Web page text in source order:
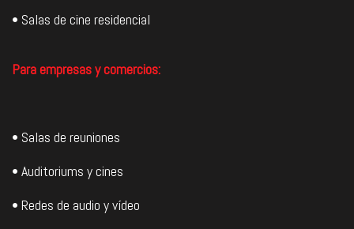
• Salas de cine residencial
Para empresas y comercios:
• Salas de reuniones
• Auditoriums y cines
• Redes de audio y vídeo